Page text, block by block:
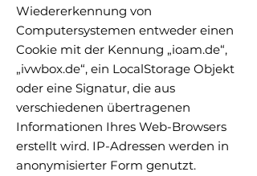
Wiedererkennung von
Computersystemen entweder einen
Cookie mit der Kennung „ioam.de“,
„ivwbox.de“, ein LocalStorage Objekt
oder eine Signatur, die aus
verschiedenen übertragenen
Informationen Ihres Web-Browsers
erstellt wird. IP-Adressen werden in
anonymisierter Form genutzt.